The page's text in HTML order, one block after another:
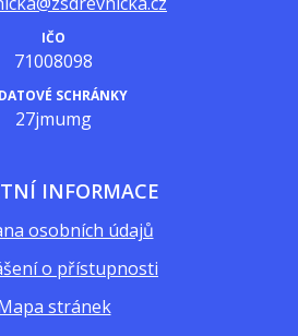
IČO
71008098
SCHRÁNKY
27jmumg
INFORMACE
osobních údajů
o přístupnosti
stránek